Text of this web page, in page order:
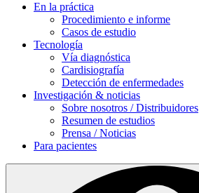
En la práctica
Procedimiento e informe
Casos de estudio
Tecnología
Vía diagnóstica
Cardisiografía
Detección de enfermedades
Investigación & noticias
Sobre nosotros / Distribuidores
Resumen de estudios
Prensa / Noticias
Para pacientes